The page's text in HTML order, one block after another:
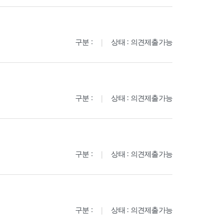
구분 : 상태 : 의견제출가능
구분 : 상태 : 의견제출가능
구분 : 상태 : 의견제출가능
구분 : 상태 : 의견제출가능